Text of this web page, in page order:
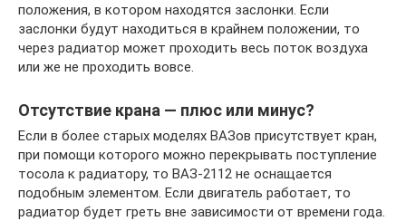
положения, в котором находятся заслонки. Если
заслонки будут находиться в крайнем положении, то
через радиатор может проходить весь поток воздуха
или же не проходить вовсе.
Отсутствие крана — плюс или минус?
Если в более старых моделях ВАЗов присутствует кран,
при помощи которого можно перекрывать поступление
тосола к радиатору, то ВАЗ-2112 не оснащается
подобным элементом. Если двигатель работает, то
радиатор будет греть вне зависимости от времени года.